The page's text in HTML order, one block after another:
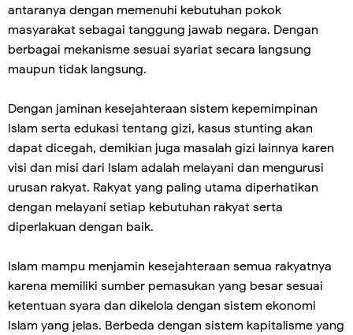
antaranya dengan memenuhi kebutuhan pokok
masyarakat sebagai tanggung jawab negara. Dengan
berbagai mekanisme sesuai syariat secara langsung
maupun tidak langsung.
Dengan jaminan kesejahteraan sistem kepemimpinan
Islam serta edukasi tentang gizi, kasus stunting akan
dapat dicegah, demikian juga masalah gizi lainnya karen
visi dan misi dari Islam adalah melayani dan mengurusi
urusan rakyat. Rakyat yang paling utama diperhatikan
dengan melayani setiap kebutuhan rakyat serta
diperlakuan dengan baik.
Islam mampu menjamin kesejahteraan semua rakyatnya
karena memiliki sumber pemasukan yang besar sesuai
ketentuan syara dan dikelola dengan sistem ekonomi
Islam yang jelas. Berbeda dengan sistem kapitalisme yang